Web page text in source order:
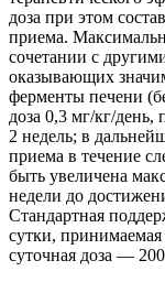
доза при этом
приема.
сочетании с
оказывающих
ферменты печени
доза 0,3 мг/кг/
2 недель; в
приема в течение
быть увеличена
недели до
Стандартная
сутки,
суточная доза —